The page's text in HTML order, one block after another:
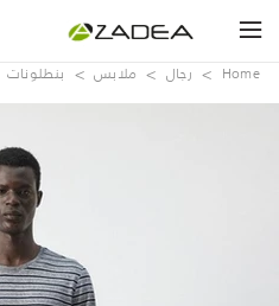
Home رجال ملابس بنطلونات